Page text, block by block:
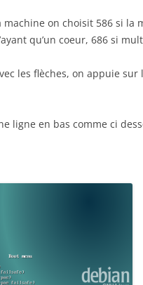
on choisit 586 si la
qu’un coeur, 686 si
les flèches, on appuie sur
ligne en bas comme ci